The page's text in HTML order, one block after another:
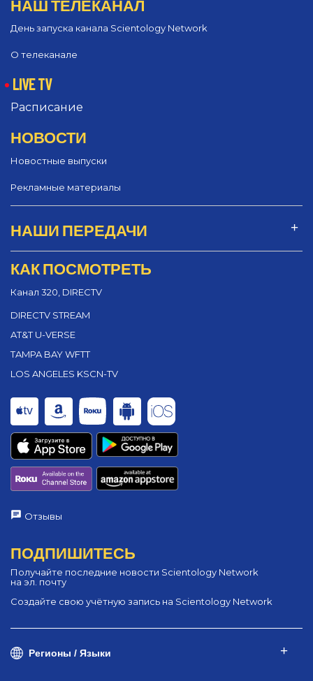
НАШ ТЕЛЕКАНАЛ
День запуска канала Scientology Network
О телеканале
LIVE TV
Расписание
НОВОСТИ
Новостные выпуски
Рекламные материалы
НАШИ ПЕРЕДАЧИ
КАК ПОСМОТРЕТЬ
Канал 320, DIRECTV
DIRECTV STREAM
AT&T U-VERSE
TAMPA BAY WFTT
LOS ANGELES KSCN-TV
Отзывы
ПОДПИШИТЕСЬ
Получайте последние новости Scientology Network
на эл. почту
Создайте свою учётную запись на Scientology Network
Регионы / Языки